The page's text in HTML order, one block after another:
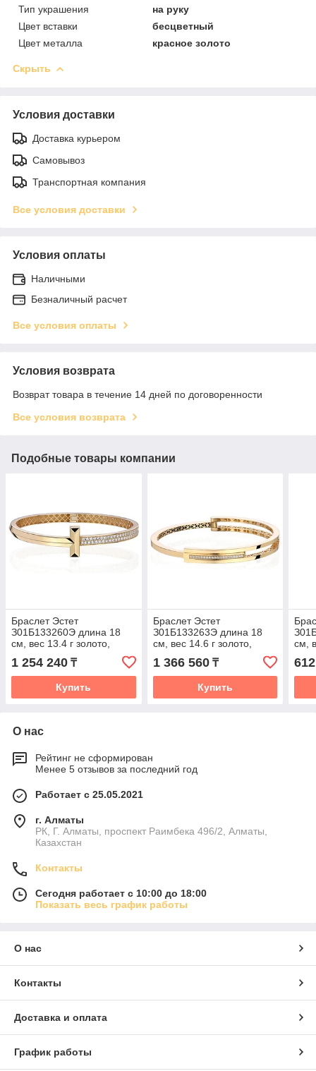
Тип украшения
на руку
Цвет вставки
бесцветный
Цвет металла
красное золото
Скрыть
Условия доставки
Доставка курьером
Самовывоз
Транспортная компания
Все условия доставки
Условия оплаты
Наличными
Безналичный расчет
Все условия оплаты
Условия возврата
Возврат товара в течение 14 дней по договоренности
Все условия возврата
Подобные товары компании
Браслет Эстет
З01Б133260Э длина 18
см, вес 13.4 г золото,
плетение отсутствует
1 254 240 ₸
Купить
Браслет Эстет
З01Б133263Э длина 18
см, вес 14.6 г золото,
плетение отсутствует
1 366 560₸
Купить
см,
О нас
Рейтинг не сформирован
Менее 5 отзывов за последний год
Работает с 25.05.2021
г. Алматы
РК, Г. Алматы, проспект Раимбека 496/2, Алматы,
Казахстан
Контакты
Сегодня работает с 10:00 до 18:00
Показать весь график работы
О нас
Контакты
Доставка и оплата
График работы